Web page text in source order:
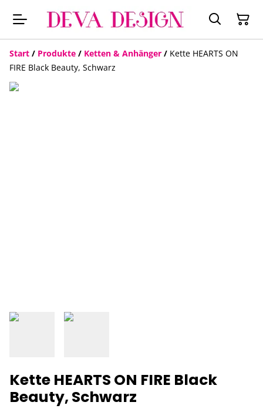
Start / Produkte / Ketten & Anhänger / Kette HEARTS ON
FIRE Black Beauty, Schwarz
Kette HEARTS ON FIRE Black
Beauty, Schwarz